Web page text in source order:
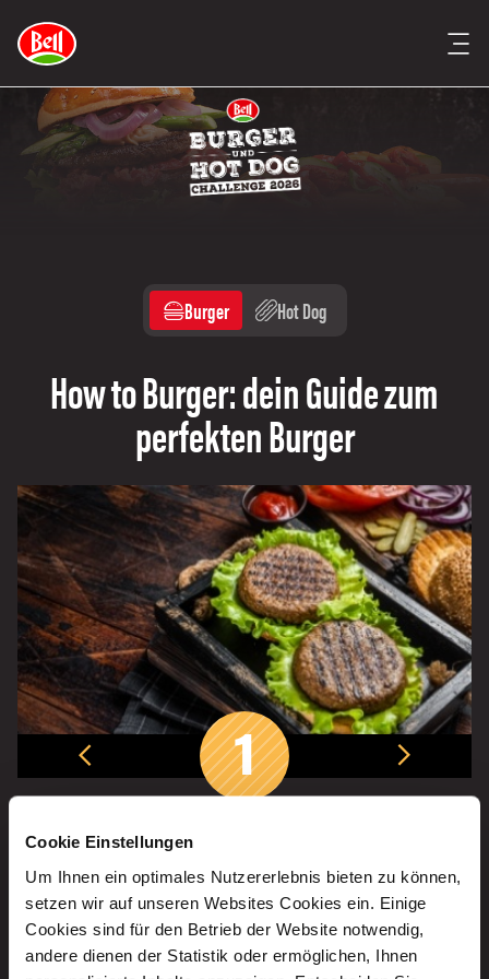
Cookie Einstellungen
Um Ihnen ein optimales Nutzererlebnis bieten zu können,
setzen wir auf unseren Websites Cookies ein. Einige
Cookies sind für den Betrieb der Website notwendig,
andere dienen der Statistik oder ermöglichen, Ihnen
Burger Hot Dog
How to Burger: dein Guide zum
perfekten Burger
Das Patty
Der fleischhaltige Teil des Burgers wird «Patty» genannt;
in der Regel sind sie zwischen 150g und 225g schwer.
1